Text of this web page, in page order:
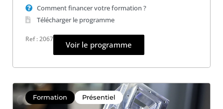
Comment financer votre formation ?
Télécharger le programme
Ref : 2067
Voir le programme
Formation Présentiel